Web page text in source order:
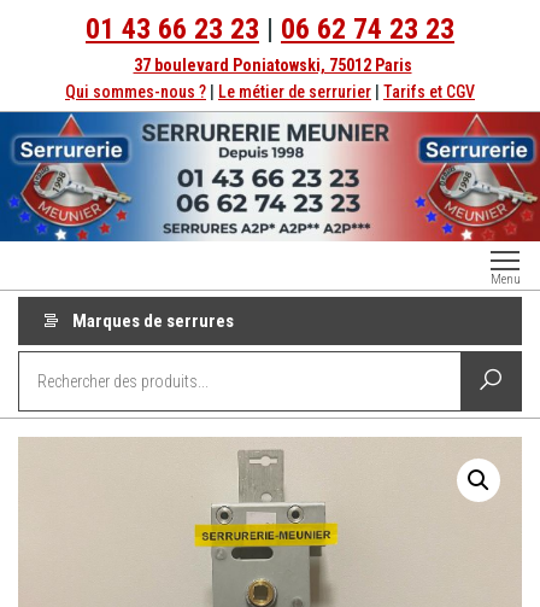
01 43 66 23 23 | 06 62 74 23 23
37 boulevard Poniatowski, 75012 Paris
Qui sommes-nous ?
Le métier de serrurier Tarifs et CGV
Paris
serrurier à
depuis
Menu
Marques de serrures